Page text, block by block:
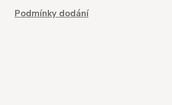
Podmínky dodání